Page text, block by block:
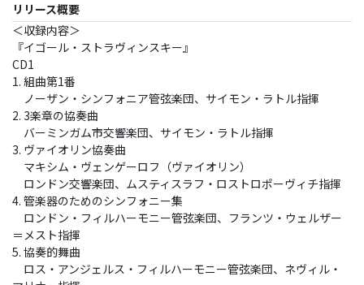
リリース概要
＜収録内容＞
『イゴール・ストラヴィンスキー』
CD1
1. 組曲第1番
ノーザン・シンフォニア管弦楽団、サイモン・ラトル指揮
2. 3楽章の協奏曲
バーミンガム市交響楽団、サイモン・ラトル指揮
3. ヴァイオリン協奏曲
マキシム・ヴェンゲーロフ（ヴァイオリン）
ロンドン交響楽団、ムスティスラフ・ロストロポーヴィチ指揮
4. 管楽器のためのシンフォニー集
ロンドン・フィルハーモニー管弦楽団、フランツ・ウェルザー
＝メスト指揮
5. 協奏的舞曲
ロス・アンジェルス・フィルハーモニー管弦楽団、ネヴィル・